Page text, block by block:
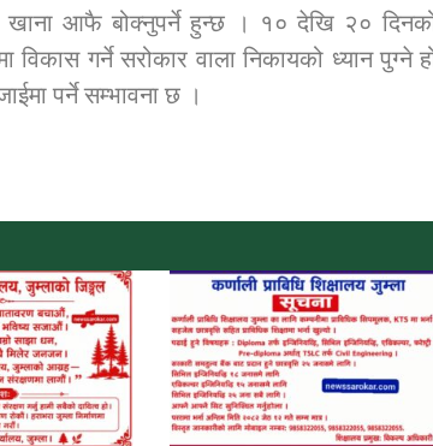
खाना आफै बोक्नुपर्ने हुन्छ । १० देखि २०
गर्ने सरोकार वाला निकायको ध्यान पुग्ने
पर्ने सम्भावना छ ।